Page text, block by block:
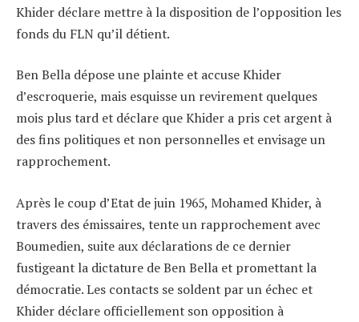
Khider déclare mettre à la disposition de l’opposition les
fonds du FLN qu’il détient.
Ben Bella dépose une plainte et accuse Khider
d’escroquerie, mais esquisse un revirement quelques
mois plus tard et déclare que Khider a pris cet argent à
des fins politiques et non personnelles et envisage un
rapprochement.
Après le coup d’Etat de juin 1965, Mohamed Khider, à
travers des émissaires, tente un rapprochement avec
Boumedien, suite aux déclarations de ce dernier
fustigeant la dictature de Ben Bella et promettant la
démocratie. Les contacts se soldent par un échec et
Khider déclare officiellement son opposition à